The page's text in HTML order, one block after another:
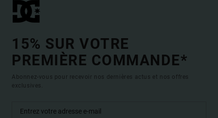
15% SUR VOTRE
PREMIÈRE COMMANDE*
Abonnez-vous pour recevoir nos dernières actus et nos offres
exclusives.